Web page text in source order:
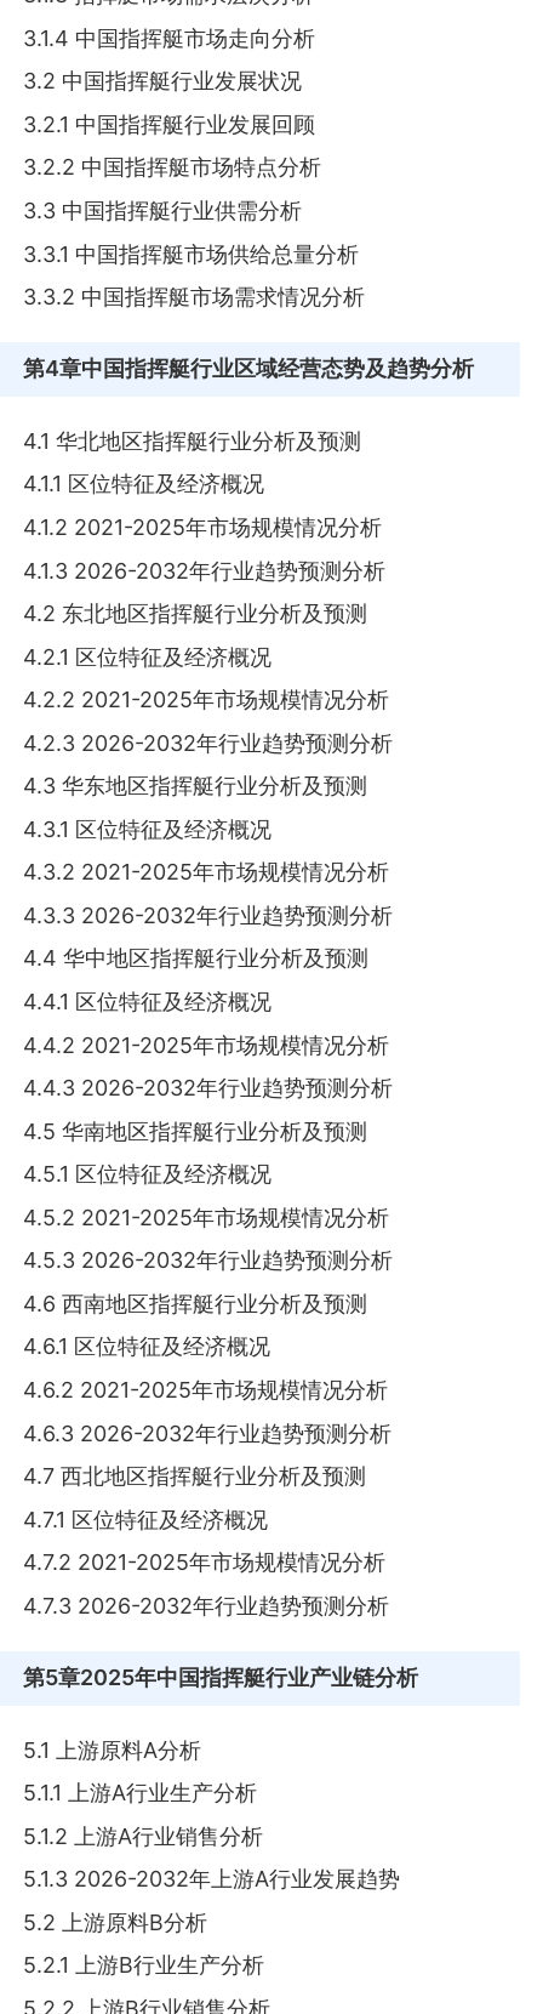
3.1.4 中国指挥艇市场走向分析
3.2 中国指挥艇行业发展状况
3.2.1 中国指挥艇行业发展回顾
3.2.2 中国指挥艇市场特点分析
3.3 中国指挥艇行业供需分析
3.3.1 中国指挥艇市场供给总量分析
3.3.2 中国指挥艇市场需求情况分析
第4章中国指挥艇行业区域经营态势及趋势分析
4.1 华北地区指挥艇行业分析及预测
4.1.1 区位特征及经济概况
4.1.2 2021-2025年市场规模情况分析
4.1.3 2026-2032年行业趋势预测分析
4.2 东北地区指挥艇行业分析及预测
4.2.1 区位特征及经济概况
4.2.2 2021-2025年市场规模情况分析
4.2.3 2026-2032年行业趋势预测分析
4.3 华东地区指挥艇行业分析及预测
4.3.1 区位特征及经济概况
4.3.2 2021-2025年市场规模情况分析
4.3.3 2026-2032年行业趋势预测分析
4.4 华中地区指挥艇行业分析及预测
4.4.1 区位特征及经济概况
4.4.2 2021-2025年市场规模情况分析
4.4.3 2026-2032年行业趋势预测分析
4.5 华南地区指挥艇行业分析及预测
4.5.1 区位特征及经济概况
4.5.2 2021-2025年市场规模情况分析
4.5.3 2026-2032年行业趋势预测分析
4.6 西南地区指挥艇行业分析及预测
4.6.1 区位特征及经济概况
4.6.2 2021-2025年市场规模情况分析
4.6.3 2026-2032年行业趋势预测分析
4.7 西北地区指挥艇行业分析及预测
4.7.1 区位特征及经济概况
4.7.2 2021-2025年市场规模情况分析
4.7.3 2026-2032年行业趋势预测分析
第5章2025年中国指挥艇行业产业链分析
5.1 上游原料A分析
5.1.1 上游A行业生产分析
5.1.2 上游A行业销售分析
5.1.3 2026-2032年上游A行业发展趋势
5.2 上游原料B分析
5.2.1 上游B行业生产分析
5.2.2 上游B行业销售分析